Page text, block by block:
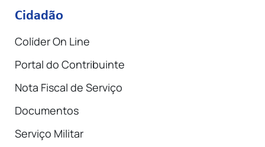
Cidadão
Colíder On Line
Portal do Contribuinte
Nota Fiscal de Serviço
Documentos
Serviço Militar